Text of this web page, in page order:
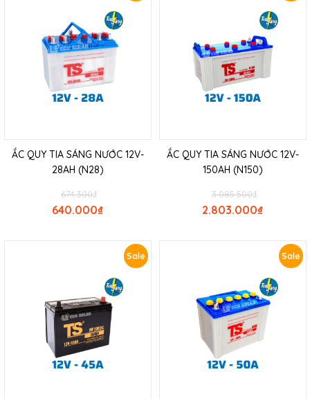
ẮC QUY TIA SÁNG NƯỚC 12V-
28AH (N28)
₫
674.300
₫
640.000
ẮC QUY TIA SÁNG NƯỚC 12V-
150AH (N150)
₫
3.085.500
₫
2.803.000
Sale Sale